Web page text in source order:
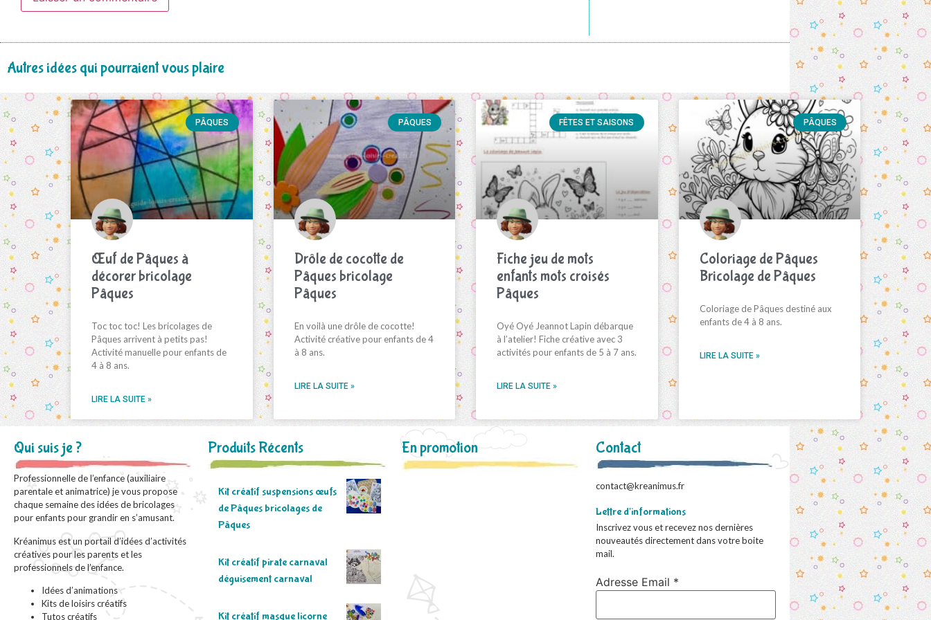
Autres idées qui pourraient vous plaire
PÂQUES
Œuf de Pâques à
décorer bricolage
Pâques
Toc toc toc! Les bricolages de
Pâques arrivent à petits pas!
Activité manuelle pour enfants de
4 à 8 ans.
LIRE LA SUITE »
PÂQUES
Drôle de cocotte de
Pâques bricolage
Pâques
En voilà une drôle de cocotte!
Activité créative pour enfants de 4
à 8 ans.
LIRE LA SUITE »
FÊTES ET SAISONS
Fiche jeu de mots
enfants mots croisés
Pâques
Oyé Oyé Jeannot Lapin débarque
à l’atelier! Fiche créative avec 3
activités pour enfants de 5 à 7 ans.
LIRE LA SUITE »
PÂQUES
Coloriage de Pâques
Bricolage de Pâques
Coloriage de Pâques destiné aux
enfants de 4 à 8 ans.
LIRE LA SUITE »
Qui suis je ?
Professionnelle de l’enfance (auxiliaire
parentale et animatrice) je vous propose
chaque semaine des idées de bricolages
pour enfants pour grandir en s’amusant.
Kréanimus est un portail d’idées d’activités
créatives pour les parents et les
professionnels de l’enfance.
Idées d’animations
Kits de loisirs créatifs
Tutos créatifs
Produits Récents
Kit créatif suspensions œufs
de Pâques bricolages de
Pâques
Kit créatif pirate carnaval
déguisement carnaval
Kit créatif masque licorne
En promotion Contact
contact@kreanimus.fr
Lettre d'informations
Inscrivez vous et recevez nos dernières
nouveautés directement dans votre boite
mail.
Adresse Email *